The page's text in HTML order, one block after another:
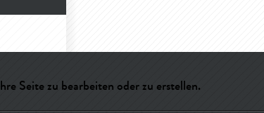
Seite zu bearbeiten oder zu erstellen.